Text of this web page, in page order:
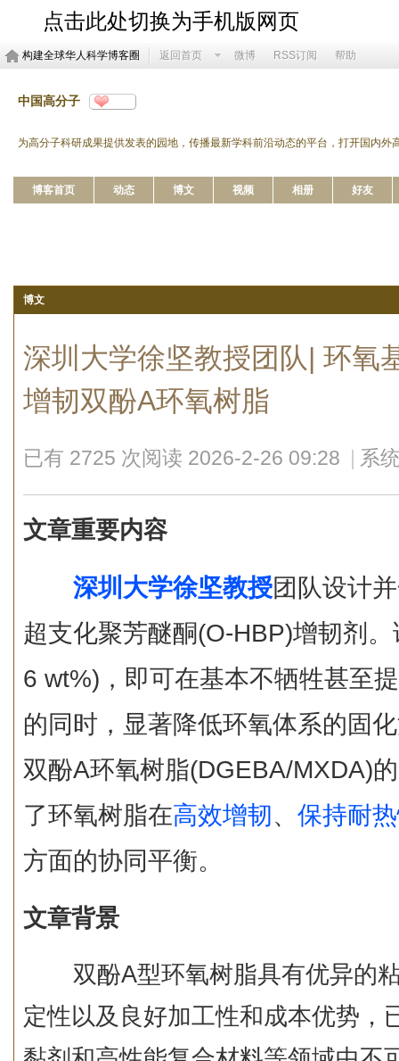
点击此处切换为手机版网页
构建全球华人科学博客圈 返回首页 微博 RSS订阅 帮助
中国高分子
为高分子科研成果提供发表的园地，传播最新学科前沿动态的平台，打开国内外
博客首页 动态 博文 视频 相册 好友
博文
深圳大学徐坚教授团队| 环氧
增韧双酚A环氧树脂
已有 2725 次阅读 2026-2-26 09:28 系
文章重要内容
深圳大学徐坚教授团队设计
超支化聚芳醚酮(O-HBP)增韧剂
6 wt%)，即可在基本不牺牲甚至
的同时，显著降低环氧体系的固
双酚A环氧树脂(DGEBA/MXDA)
了环氧树脂在高效增韧、 保持耐
方面的协同平衡。
文章背景
双酚A型环氧树脂具有优异的粘
定性以及良好加工性和成本优势，